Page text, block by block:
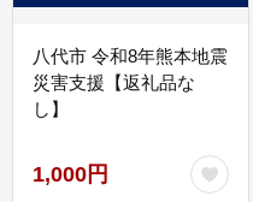
八代市 令和8年熊本地震
災害支援【返礼品な
し】
1,000円